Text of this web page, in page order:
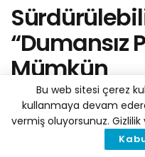
“Dumansız
Mümkün
Haber Merkezi
15
Reading Time: 3 mins read
Bu web sitesi çerez
kullanmaya devam
vermiş oluyorsunuz. Gizlilik